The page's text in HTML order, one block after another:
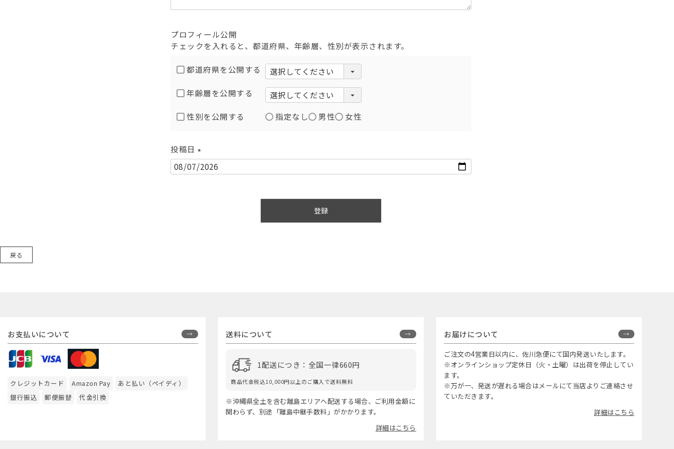
プロフィール公開
チェックを入れると、都道府県、年齢層、性別が表示されます。
都道府県を公開する
年齢層を公開する
性別を公開する 指定なし 男性 女性
投稿日
(
必
登録
戻る
お支払いについて
クレジットカード Amazon Pay
あと払い（ペイディ）
銀行振込
郵便振替 代金引換
送料について
1配送につき：全国一律660円
商品代金税込10,000円以上のご購入で送料無料
※沖縄県全土を含む離島エリアへ配送する場合、ご利用金額に
関わらず、別途「離島中継手数料」がかかります。
詳細はこちら
お届けについて
ご注文の4営業日以内に、佐川急便にて国内発送いたします。
※オンラインショップ定休日（火・土曜）は出荷を停止してい
ます。
※万が一、発送が遅れる場合はメールにて当店よりご連絡させ
ていただきます。
詳細はこちら